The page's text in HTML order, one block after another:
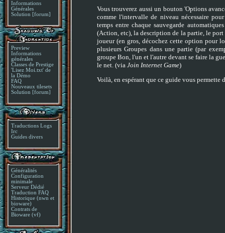
Informations
Générales
Solution [forum]
Preview
Informations
générales
Classes de Prestige
'Lisez Moi.txt' de
la Démo
FAQ
Nouveaux tilesets
Solution [forum]
Traductions Logs
Irc
Guides divers
Généralités
Configuration
minimale
Serveur Dédié
Traduction FAQ
Historique (nwn et
bioware)
Contrats de
Bioware (vf)
Vous trouverez aussi un bouton 'Options
comme l'intervalle de niveau nécessaire
temps entre chaque sauvegarde
(Action, etc), la description de la partie, le
joueur (en gros, décochez cette option pour
plusieurs Groupes dans une partie (par
groupe Bon, l'un et l'autre devant se faire la
le net. (via Join Internet Game)
Voilà, en espérant que ce guide vous permette